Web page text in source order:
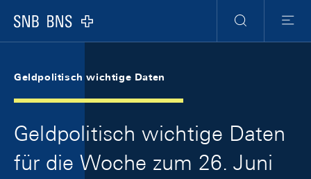
Logo
Suche
Menu
Geldpolitisch wichtige Daten
Geldpolitisch wichtige Daten
für die Woche zum 26. Juni